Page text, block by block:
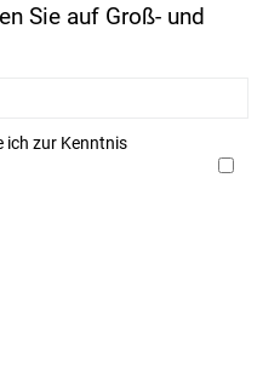
Sie auf Groß- und
ich zur Kenntnis